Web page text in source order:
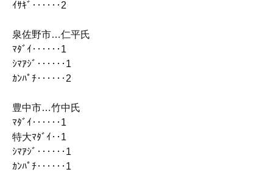
ｲｻｷﾞ‥‥‥2
泉佐野市…仁平氏
ﾏﾀﾞｲ‥‥‥1
ｼﾏｱｼﾞ‥‥‥1
ｶﾝﾊﾟﾁ‥‥‥2
豊中市…竹中氏
ﾏﾀﾞｲ‥‥‥1
特大ﾏﾀﾞｲ‥1
ｼﾏｱｼﾞ‥‥‥1
ｶﾝﾊﾟﾁ‥‥‥1